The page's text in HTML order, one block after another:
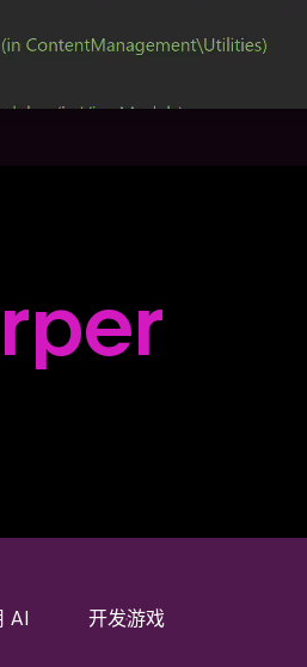
AI 开发游戏